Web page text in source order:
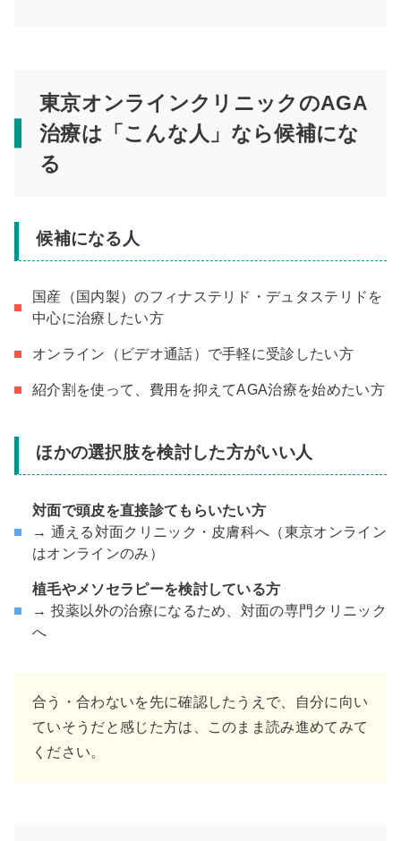
東京オンラインクリニックのAGA
治療は「こんな人」なら候補にな
る
候補になる人
国産（国内製）のフィナステリド・デュタステリドを
中心に治療したい方
オンライン（ビデオ通話）で手軽に受診したい方
紹介割を使って、費用を抑えてAGA治療を始めたい方
ほかの選択肢を検討した方がいい人
対面で頭皮を直接診てもらいたい方
→ 通える対面クリニック・皮膚科へ（東京オンライン
はオンラインのみ）
植毛やメソセラピーを検討している方
→ 投薬以外の治療になるため、対面の専門クリニック
へ
合う・合わないを先に確認したうえで、自分に向い
ていそうだと感じた方は、このまま読み進めてみて
ください。